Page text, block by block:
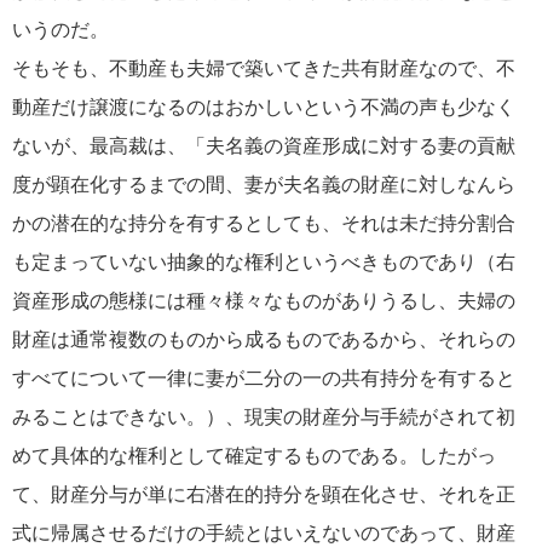
いうのだ。
そもそも、不動産も夫婦で築いてきた共有財産なので、不
動産だけ譲渡になるのはおかしいという不満の声も少なく
ないが、最高裁は、「夫名義の資産形成に対する妻の貢献
度が顕在化するまでの間、妻が夫名義の財産に対しなんら
かの潜在的な持分を有するとしても、それは未だ持分割合
も定まっていない抽象的な権利というべきものであり（右
資産形成の態様には種々様々なものがありうるし、夫婦の
財産は通常複数のものから成るものであるから、それらの
すべてについて一律に妻が二分の一の共有持分を有すると
みることはできない。）、現実の財産分与手続がされて初
めて具体的な権利として確定するものである。したがっ
て、財産分与が単に右潜在的持分を顕在化させ、それを正
式に帰属させるだけの手続とはいえないのであって、財産